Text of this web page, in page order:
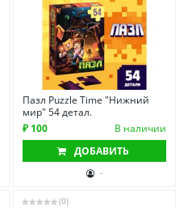
Пазл Puzzle Time "Нижний
мир" 54 детал.
₽ 100
В наличии
ДОБАВИТЬ
-
(0)